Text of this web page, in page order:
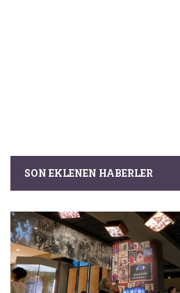
SON EKLENEN HABERLER